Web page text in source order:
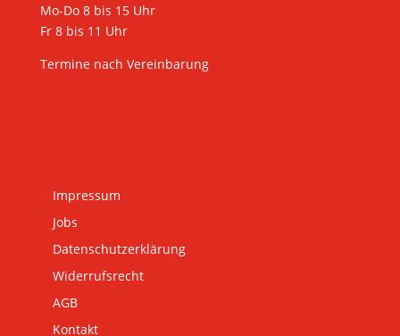
Mo-Do 8 bis 15 Uhr
Fr 8 bis 11 Uhr
Termine nach Vereinbarung
Impressum
Jobs
Datenschutzerklärung
Widerrufsrecht
AGB
Kontakt